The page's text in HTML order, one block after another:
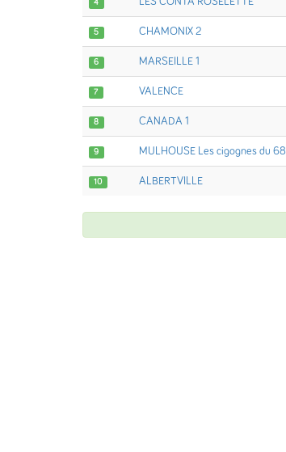
4
5 CHAMONIX 2
6 MARSEILLE 1
7 VALENCE
8 CANADA 1
9 MULHOUSE Les cigognes du 68
10 ALBERTVILLE